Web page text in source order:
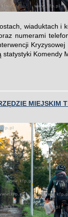
wiaduktach i
numerami
Komendy
MIEJSKIM